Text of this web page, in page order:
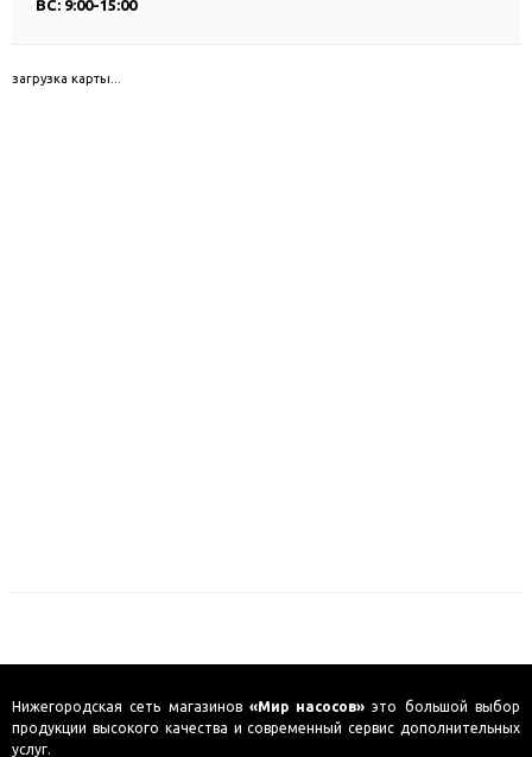
ВС: 9:00-15:00
загрузка карты...
Нижегородская сеть магазинов «Мир насосов» это большой выбор
продукции высокого качества и современный сервис дополнительных
услуг.